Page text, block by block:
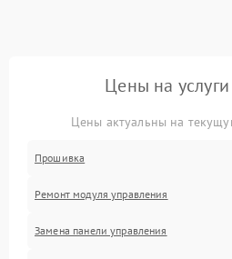
Цены на
Цены актуальны на
Прошивка
Ремонт модуля управления
Замена панели управления